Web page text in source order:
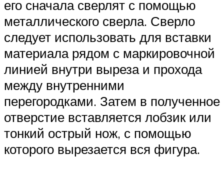
его сначала сверлят с помощью
металлического сверла. Сверло
следует использовать для вставки
материала рядом с маркировочной
линией внутри выреза и прохода
между внутренними
перегородками. Затем в полученное
отверстие вставляется лобзик или
тонкий острый нож, с помощью
которого вырезается вся фигура.